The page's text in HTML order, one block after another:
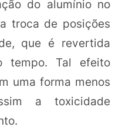
do alumínio no
troca de posições
que é revertida
tempo. Tal efeito
uma forma menos
a toxicidade